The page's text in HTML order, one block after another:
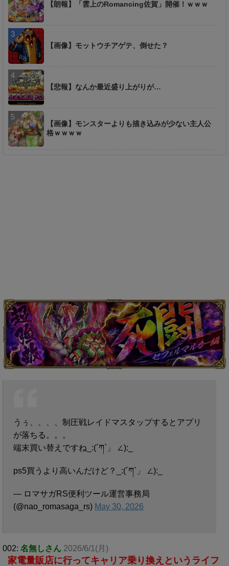
【朗報】「雲上のRomancing佐賀」開催！ｗｗｗ
【画像】モットウチアゲテ、倒せた？
【悲報】なんか最近盛り上がりが…
【画像】モンスターよりも描き込みが少ない主人公
格ｗｗｗｗ
うぅ、、、、制圧戦レイドマスタップするとアプリ
が落ちる。。。
端末買い替えですね_:(´ཀ`」 ∠):_
ps5買うより高いんだけど？_:(´ཀ`」 ∠):_
— ロマサガRS便利ツール運営事務局
(@nao_romasaga_rs) May 30, 2026
002: 名無しさん 2026/6/1(月)
家電量販店に行ってキャリア乗り換えというライフ